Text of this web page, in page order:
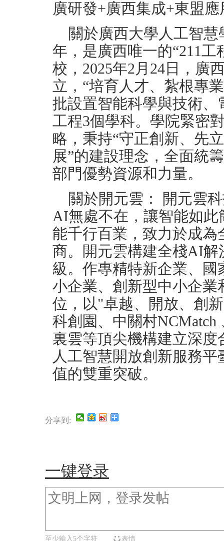
廣研發+廣西集成+東盟
關於廣西大學人工智
年，是廣西唯一的“211工
校，2025年2月24日，廣
立，“培育人才、紮根專
批設置智能科學與技術
工程3個學科。學院緊密
略，秉持“守正創新、先
展”的建設理念，全面統
部門優勢資源和力量。
關於開元雲： 開元雲
AI無處不在，讓智能如
能千行百業，致力於成
商。開元雲構建全棧AI
級。作專精特新企業、
小企業、創新型中小企業
位，以"卓越、開放、創
科創園、中關村
裏雲等頂尖機構建立深
人工智慧開放創新服務
值的雙重突破。
分享到:
一键登录
至少输入5个字符 表情